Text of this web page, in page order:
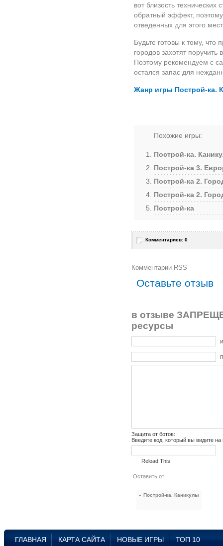
вот близость
обратный эффект,
отведенных для этого
Будьте готовы к тому,
городов захотят
Поэтому рекомендуем с
остался запас для
Жанр игры Построй-ка.
Похожие игры:
Построй-ка.
Построй-ка 3.
Построй-ка 2.
Построй-ка 2.
Построй-ка
Комментариев: 0
Комментарии RSS
Оставьте отзыв
в отзыве
ресурсы
Защита от ботов:
Введите код, который вы видите
Reload This
« Построй-ка. Каникулы
ГЛАВНАЯ КАРТА САЙТА НОВЫЕ ИГРЫ ТОП 10